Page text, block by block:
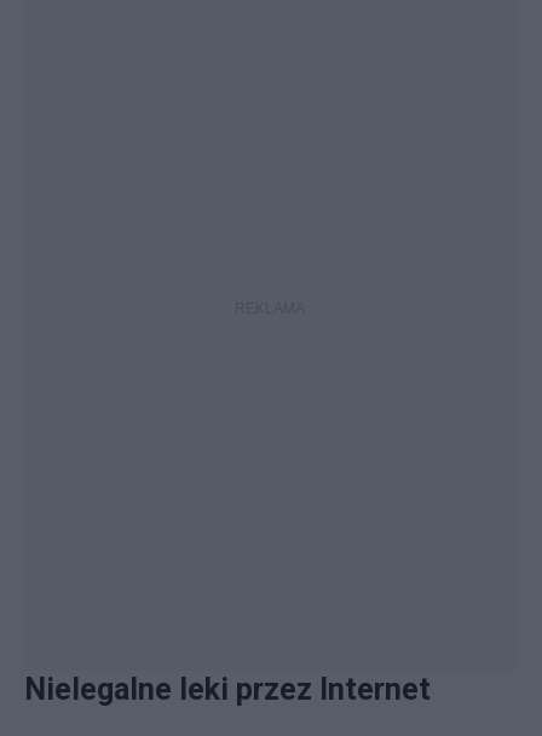
Nielegalne leki przez Internet